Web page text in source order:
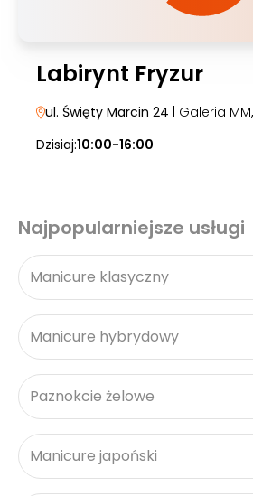
Labirynt Fryzur
ul. Święty Marcin 24 | Galeria MM
Dzisiaj:10:00-16:00
Najpopularniejsze usługi
Manicure klasyczny
Manicure hybrydowy
Paznokcie żelowe
Manicure japoński